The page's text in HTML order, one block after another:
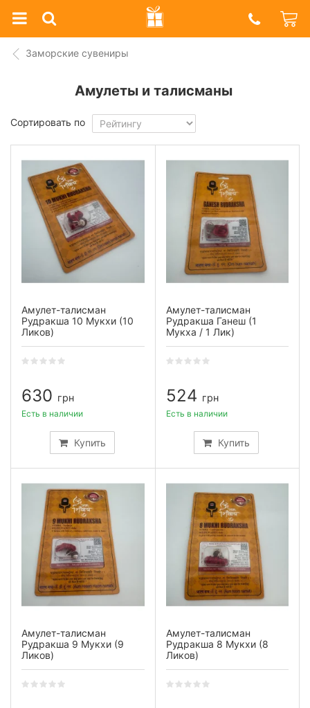
Prazdnik
Shop
Заморские сувениры
Амулеты и талисманы
Сортировать по
Амулет-талисман
Рудракша 10 Мукхи (10
Ликов)
630 грн
Купить
Есть в наличии
Амулет-талисман
Рудракша Ганеш (1
Мукха / 1 Лик)
524 грн
Купить
Есть в наличии
Амулет-талисман
Рудракша 9 Мукхи (9
Ликов)
Амулет-талисман
Рудракша 8 Мукхи (8
Ликов)